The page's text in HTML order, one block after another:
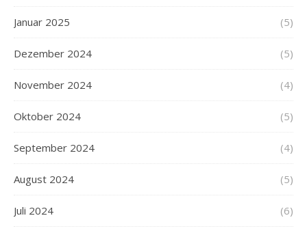
Januar 2025 (5)
Dezember 2024 (5)
November 2024 (4)
Oktober 2024 (5)
September 2024 (4)
August 2024 (5)
Juli 2024 (6)